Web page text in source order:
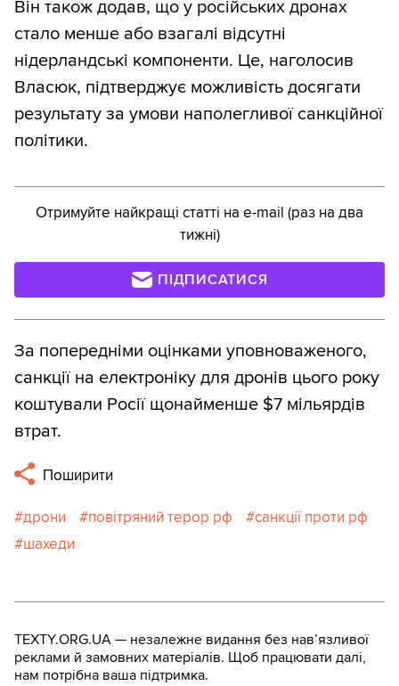
Він також додав, що у російських дронах
стало менше або взагалі відсутні
нідерландські компоненти. Це, наголосив
Власюк, підтверджує можливість досягати
результату за умови наполегливої санкційної
політики.
Отримуйте найкращі статті на e-mail (раз на два
тижні)
ПІДПИСАТИСЯ
За попередніми оцінками уповноваженого,
санкції на електроніку для дронів цього року
коштували Росії щонайменше $7 мільярдів
втрат.
Поширити
дрони повітряний терор рф
санкції проти рф
шахеди
TEXTY.ORG.UA — незалежне видання без навʼязливої
реклами й замовних матеріалів. Щоб працювати далі,
нам потрібна ваша підтримка.